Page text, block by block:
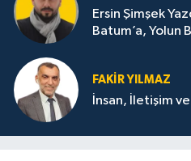
Ersin Şimşek
Batum’a, Yolun
FAKIR YILMAZ
İnsan, İletişim